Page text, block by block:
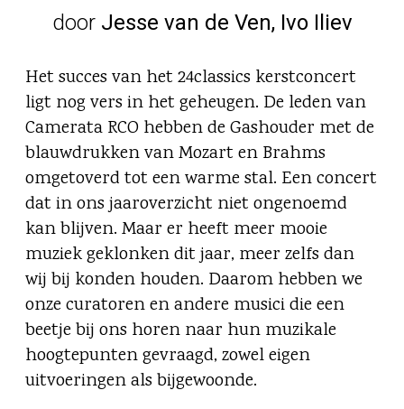
door Jesse van de Ven, Ivo Iliev
Het succes van het 24classics kerstconcert
ligt nog vers in het geheugen. De leden van
Camerata RCO hebben de Gashouder met de
blauwdrukken van Mozart en Brahms
omgetoverd tot een warme stal. Een concert
dat in ons jaaroverzicht niet ongenoemd
kan blijven. Maar er heeft meer mooie
muziek geklonken dit jaar, meer zelfs dan
wij bij konden houden. Daarom hebben we
onze curatoren en andere musici die een
beetje bij ons horen naar hun muzikale
hoogtepunten gevraagd, zowel eigen
uitvoeringen als bijgewoonde.